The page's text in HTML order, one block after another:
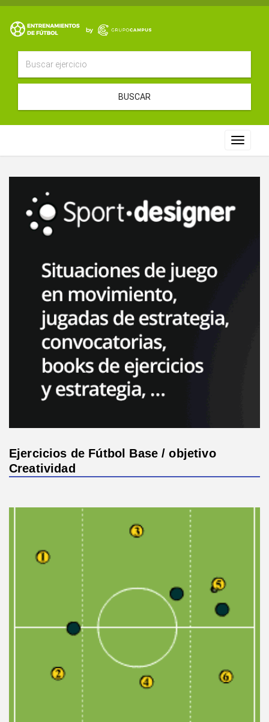
BUSCAR
Toggle
Ejercicios de Fútbol Base / objetivo
Creatividad